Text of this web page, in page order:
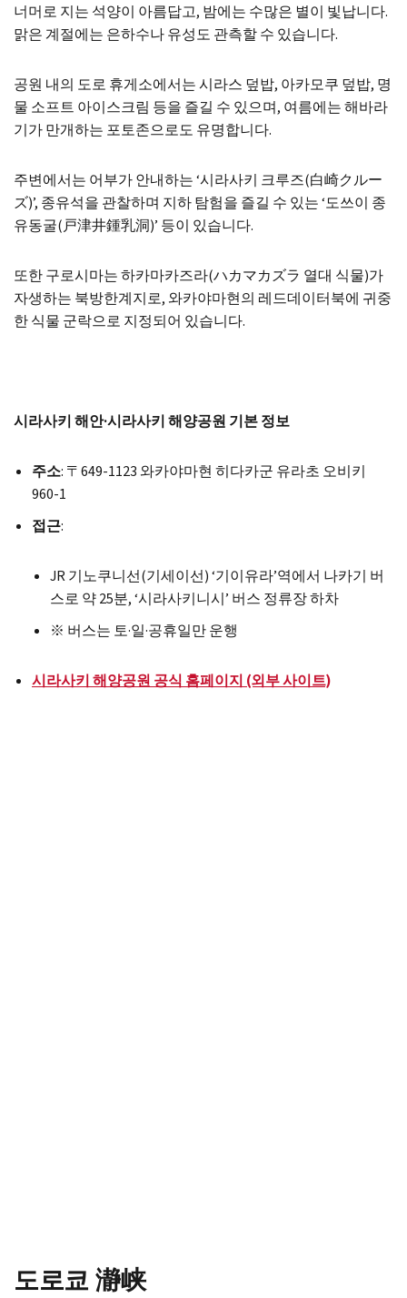
너머로 지는 석양이 아름답고, 밤에는 수많은 별이 빛납니다.
맑은 계절에는 은하수나 유성도 관측할 수 있습니다.
공원 내의 도로 휴게소에서는 시라스 덮밥, 아카모쿠 덮밥, 명
물 소프트 아이스크림 등을 즐길 수 있으며, 여름에는 해바라
기가 만개하는 포토존으로도 유명합니다.
주변에서는 어부가 안내하는 ‘시라사키 크루즈(白崎クルー
ズ)’, 종유석을 관찰하며 지하 탐험을 즐길 수 있는 ‘도쓰이 종
유동굴(戸津井鍾乳洞)’ 등이 있습니다.
또한 구로시마는 하카마카즈라(ハカマカズラ 열대 식물)가
자생하는 북방한계지로, 와카야마현의 레드데이터북에 귀중
한 식물 군락으로 지정되어 있습니다.
시라사키 해안·시라사키 해양공원 기본 정보
주소: 〒649-1123 와카야마현 히다카군 유라초 오비키
960-1
접근:
JR 기노쿠니선(기세이선) ‘기이유라’역에서 나카기 버
스로 약 25분, ‘시라사키니시’ 버스 정류장 하차
※ 버스는 토·일·공휴일만 운행
시라사키 해양공원 공식 홈페이지 (외부 사이트)
도로쿄 瀞峡